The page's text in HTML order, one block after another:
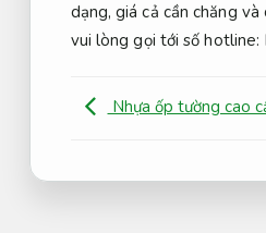
dạng, giá cả cần chăng
vui lòng gọi tới số
Nhựa ốp tường cao